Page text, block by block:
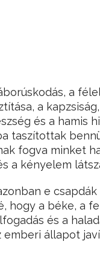
a
a
és a hamis
taszítottak
fogva minket
a kényelem
e
hogy a béke, a
és a
emberi állapot